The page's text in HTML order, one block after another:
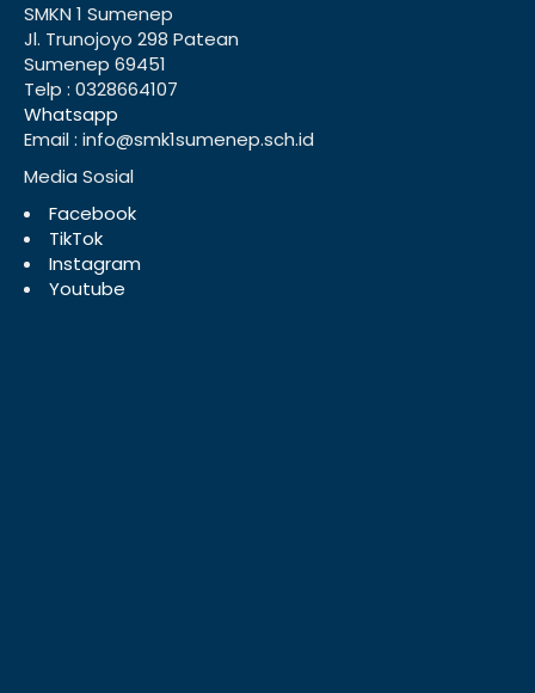
SMKN 1 Sumenep
Jl. Trunojoyo 298 Patean
Sumenep 69451
Telp : 0328664107
Whatsapp
Email : info@smk1sumenep.sch.id
Media Sosial
Facebook
TikTok
Instagram
Youtube